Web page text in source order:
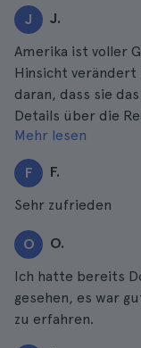
J J.
Amerika ist voller
Hinsicht verändert
daran, dass sie
Details über die
war sehr lohnend.
Themen, die er
Haus selbst ist
Mehr lesen
F F.
Sehr zufrieden
O O.
Ich hatte bereits
gesehen, es war
zu erfahren.